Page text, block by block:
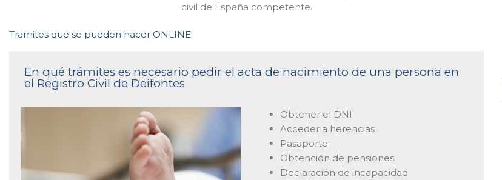
civil de España competente.
Tramites que se pueden hacer ONLINE
En qué trámites es necesario pedir el acta de nacimiento de una persona en
el Registro Civil de Deifontes
Obtener el DNI
Acceder a herencias
Pasaporte
Obtención de pensiones
Declaración de incapacidad